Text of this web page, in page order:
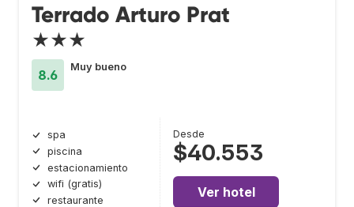
Terrado Arturo Prat
★★★
8.6
Muy bueno
spa
piscina
estacionamiento
wifi (gratis)
restaurante
Desde
$40.553
Ver hotel